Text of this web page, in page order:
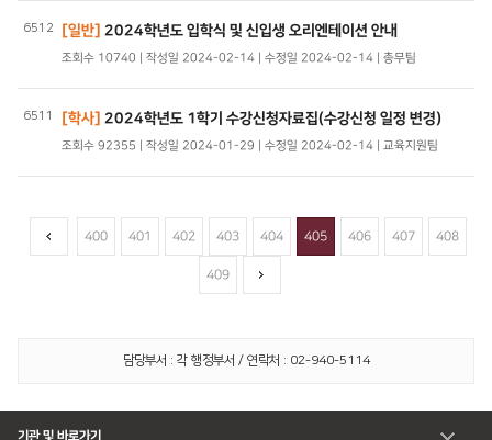
6512 [일반] 2024학년도 입학식 및 신입생 오리엔테이션 안내
조회수 10740 | 작성일 2024-02-14 | 수정일 2024-02-14 | 총무팀
6511 [학사] 2024학년도 1학기 수강신청자료집(수강신청 일정 변경)
조회수 92355 | 작성일 2024-01-29 | 수정일 2024-02-14 | 교육지원팀
400 401 402 403 404 405 406 407 408
409
담당부서 : 각 행정부서 / 연락처 : 02-940-5114
기관 및 바로가기